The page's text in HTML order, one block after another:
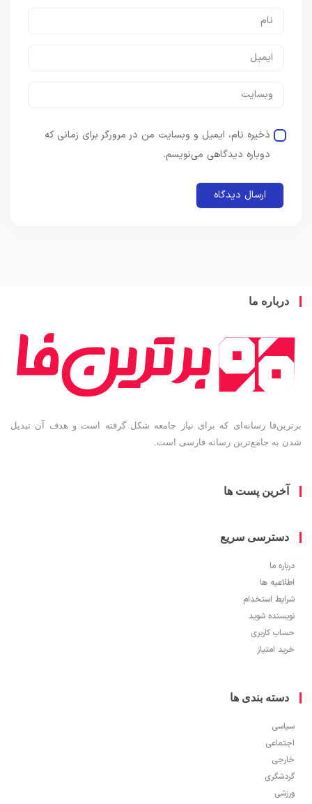
ذخیره نام، ایمیل و وبسایت من در مرورگر برای زمانی که
دوباره دیدگاهی می‌نویسم.
ما
رسانه‌ای که برای نیاز جامعه شکل گرفته است و هدف آن تبدیل
جامع‌ترین رسانه فارسی است.
پست ها
سریع
ها
استخدام
شوید
کاربری
امتیاز
بندی ها